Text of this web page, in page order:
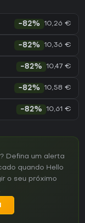
-82% 10,26 €
-82% 10,36 €
-82% 10,47 €
-82% 10,58 €
-82% 10,61 €
Defina um alerta
quando Hello
o seu próximo